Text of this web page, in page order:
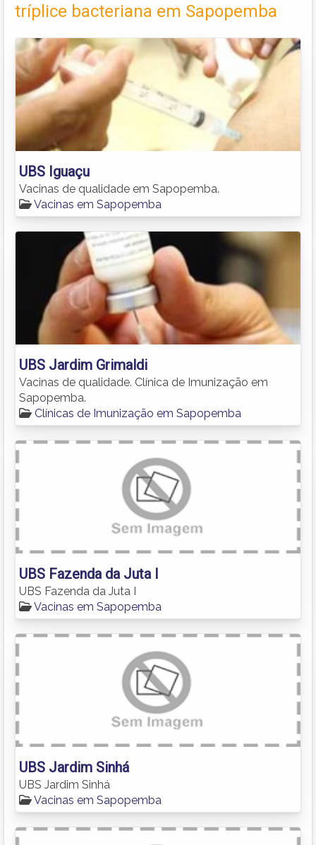
tríplice bacteriana em Sapopemba
UBS Iguaçu
Vacinas de qualidade em Sapopemba.
Vacinas em Sapopemba
UBS Jardim Grimaldi
Vacinas de qualidade. Clínica de Imunização em
Sapopemba.
Clínicas de Imunização em Sapopemba
UBS Fazenda da Juta I
UBS Fazenda da Juta I
Vacinas em Sapopemba
UBS Jardim Sinhá
UBS Jardim Sinhá
Vacinas em Sapopemba